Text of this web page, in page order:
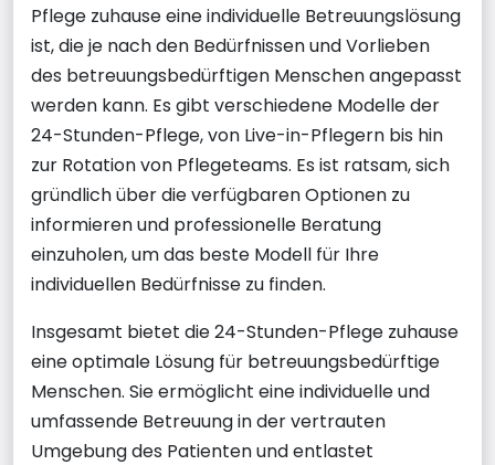
Pflege zuhause eine individuelle Betreuungslösung
ist, die je nach den Bedürfnissen und Vorlieben
des betreuungsbedürftigen Menschen angepasst
werden kann. Es gibt verschiedene Modelle der
24-Stunden-Pflege, von Live-in-Pflegern bis hin
zur Rotation von Pflegeteams. Es ist ratsam, sich
gründlich über die verfügbaren Optionen zu
informieren und professionelle Beratung
einzuholen, um das beste Modell für Ihre
individuellen Bedürfnisse zu finden.
Insgesamt bietet die 24-Stunden-Pflege zuhause
eine optimale Lösung für betreuungsbedürftige
Menschen. Sie ermöglicht eine individuelle und
umfassende Betreuung in der vertrauten
Umgebung des Patienten und entlastet